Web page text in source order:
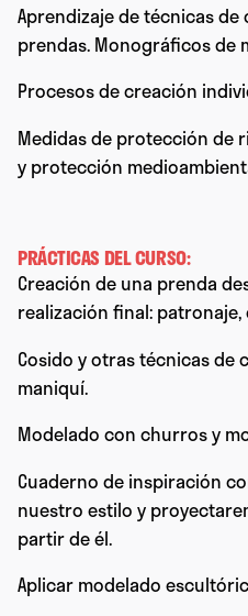
Aprendizaje de técnicas
prendas. Monográficos de
Procesos de creación
Medidas de protección de
y protección
PRÁCTICAS DEL CURSO:
Creación de una prenda
realización final:
Cosido y otras técnicas de
maniquí.
Modelado con churros y
Cuaderno de inspiración
nuestro estilo y
partir de él.
Aplicar modelado